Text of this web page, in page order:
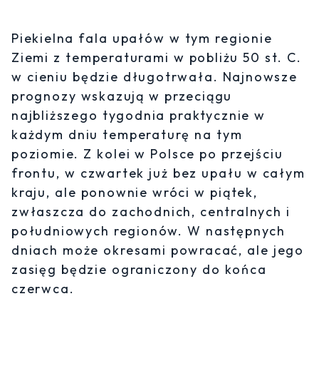
Piekielna fala upałów w tym regionie
Ziemi z temperaturami w pobliżu 50 st. C.
w cieniu będzie długotrwała. Najnowsze
prognozy wskazują w przeciągu
najbliższego tygodnia praktycznie w
każdym dniu temperaturę na tym
poziomie. Z kolei w Polsce po przejściu
frontu, w czwartek już bez upału w całym
kraju, ale ponownie wróci w piątek,
zwłaszcza do zachodnich, centralnych i
południowych regionów. W następnych
dniach może okresami powracać, ale jego
zasięg będzie ograniczony do końca
czerwca.